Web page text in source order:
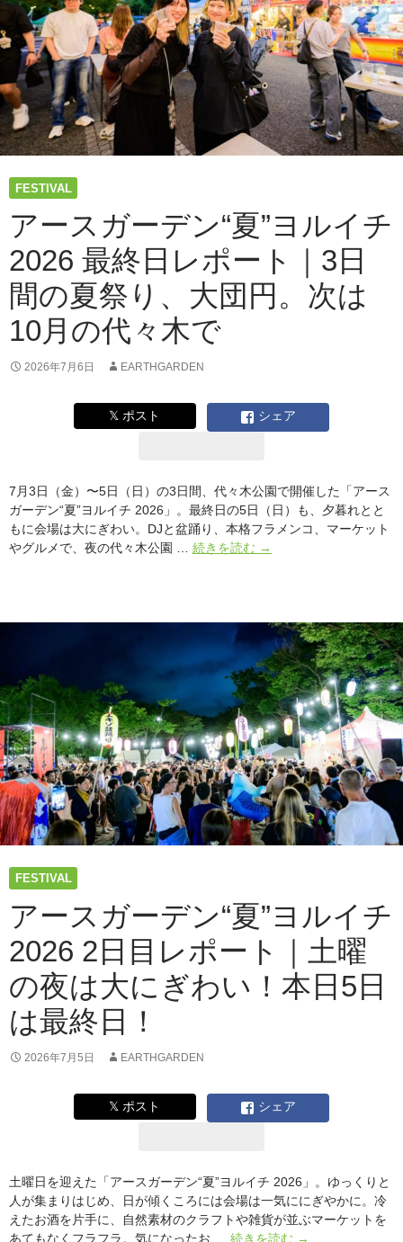
10
月
24
日・
25
日！
出
店
募
ス
タ
ー
ト！
FESTIVAL
アースガーデン“夏”ヨルイチ
2026 最終日レポート｜3日
間の夏祭り、大団円。次は
10月の代々木で
2026年7月6日 EARTHGARDEN
𝕏 ポスト シェア
7月3日（金）〜5日（日）の3日間、代々木公園で開催した「アース
ガーデン“夏”ヨルイチ 2026」。最終日の5日（日）も、夕暮れとと
もに会場は大にぎわい。DJと盆踊り、本格フラメンコ、マーケット
やグルメで、夜の代々木公園 … 続きを読む ア
ー
デ
ン“夏”ヨ
ル
イ
チ
2026
最
終
日
レ
ポ
ー
3
日
間
の
夏
祭
次
は
代々
木
で
→
FESTIVAL
アースガーデン“夏”ヨルイチ
2026 2日目レポート｜土曜
の夜は大にぎわい！本日5日
は最終日！
2026年7月5日 EARTHGARDEN
𝕏 ポスト シェア
土曜日を迎えた「アースガーデン“夏”ヨルイチ 2026」。ゆっくりと
人が集まりはじめ、日が傾くころには会場は一気ににぎやかに。冷
えたお酒を片手に、自然素材のクラフトや雑貨が並ぶマーケットを
あてもなくフラフラ。気になったお … 続きを読む ア
→